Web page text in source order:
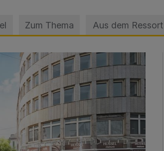
Zum Thema Aus dem Ressort